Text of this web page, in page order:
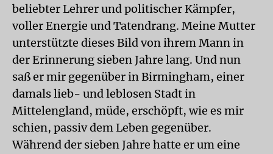
beliebter Lehrer und politischer Kämpfer,
voller Energie und Tatendrang. Meine Mutter
unterstützte dieses Bild von ihrem Mann in
der Erinnerung sieben Jahre lang. Und nun
saß er mir gegenüber in Birmingham, einer
damals lieb- und leblosen Stadt in
Mittelengland, müde, erschöpft, wie es mir
schien, passiv dem Leben gegenüber.
Während der sieben Jahre hatte er um eine